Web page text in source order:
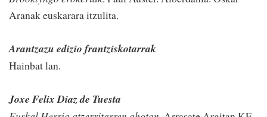
Aranak euskarara itzulita.
Arantzazu edizio frantziskotarrak
Hainbat lan.
Joxe Felix Diaz de Tuesta